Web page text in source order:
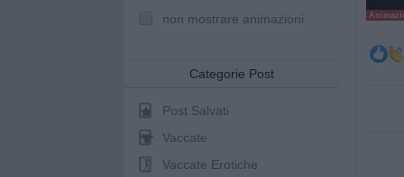
non mostrare animazioni
Categorie Post
Post Salvati
Vaccate
Vaccate Erotiche